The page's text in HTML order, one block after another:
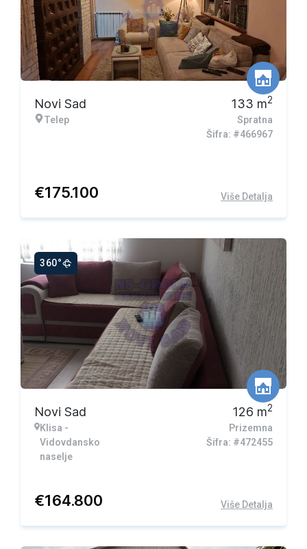
Novi Sad
Telep
133 m2
Spratna
Šifra: #466967
€175.100 Više Detalja
360°
Novi Sad
Klisa -
Vidovdansko
naselje
126 m2
Prizemna
Šifra: #472455
€164.800 Više Detalja